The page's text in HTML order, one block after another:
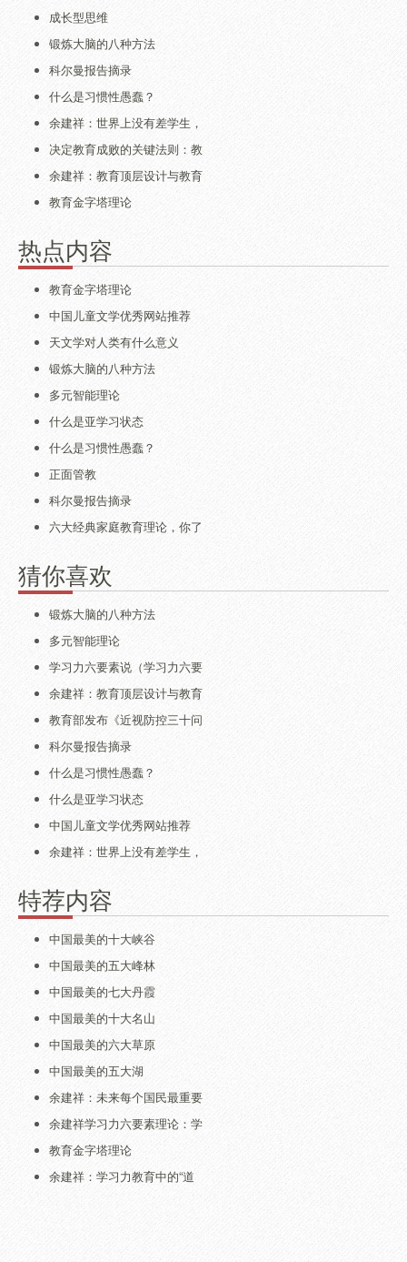
成长型思维
锻炼大脑的八种方法
科尔曼报告摘录
什么是习惯性愚蠢？
余建祥：世界上没有差学生，
决定教育成败的关键法则：教
余建祥：教育顶层设计与教育
教育金字塔理论
热点内容
教育金字塔理论
中国儿童文学优秀网站推荐
天文学对人类有什么意义
锻炼大脑的八种方法
多元智能理论
什么是亚学习状态
什么是习惯性愚蠢？
正面管教
科尔曼报告摘录
六大经典家庭教育理论，你了
猜你喜欢
锻炼大脑的八种方法
多元智能理论
学习力六要素说（学习力六要
余建祥：教育顶层设计与教育
教育部发布《近视防控三十问
科尔曼报告摘录
什么是习惯性愚蠢？
什么是亚学习状态
中国儿童文学优秀网站推荐
余建祥：世界上没有差学生，
特荐内容
中国最美的十大峡谷
中国最美的五大峰林
中国最美的七大丹霞
中国最美的十大名山
中国最美的六大草原
中国最美的五大湖
余建祥：未来每个国民最重要
余建祥学习力六要素理论：学
教育金字塔理论
余建祥：学习力教育中的“道